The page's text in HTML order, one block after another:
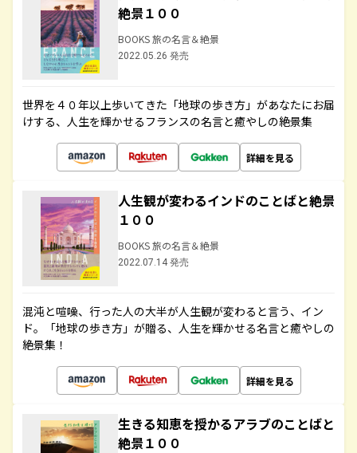
絶景１００
BOOKS 旅の名言＆絶景
2022.05.26 発売
世界を４０年以上歩いてきた「地球の歩き方」があなたにお届
けする、人生を輝かせるフランスの名言と癒やしの絶景集
詳細を見る
人生観が変わるインドのことばと絶景
１００
BOOKS 旅の名言＆絶景
2022.07.14 発売
混沌と喧噪、行った人の大半が人生観が変わると言う、イン
ド。「地球の歩き方」が贈る、人生を輝かせる名言と癒やしの
絶景集！
詳細を見る
生きる知恵を授かるアラブのことばと
絶景１００